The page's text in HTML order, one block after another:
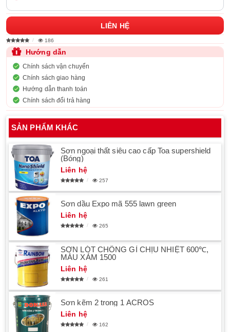
LIÊN HỆ
186
Hướng dẫn
Chính sách vận chuyển
Chính sách giao hàng
Hướng dẫn thanh toán
Chính sách đổi trả hàng
SẢN PHẨM KHÁC
Sơn ngoại thất siêu cao cấp Toa supershield
(Bóng)
Liên hệ
257
Sơn dầu Expo mã 555 lawn green
Liên hệ
265
SƠN LÓT CHỐNG GỈ CHỊU NHIỆT 600℃,
MÀU XÁM 1500
Liên hệ
261
Sơn kẽm 2 trong 1 ACROS
Liên hệ
162